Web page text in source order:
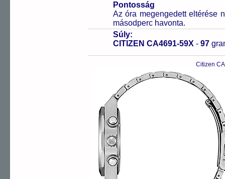
Pontosság
Az óra megengedett eltérése
másodperc havonta.
Súly:
CITIZEN CA4691-59X - 97
Citizen